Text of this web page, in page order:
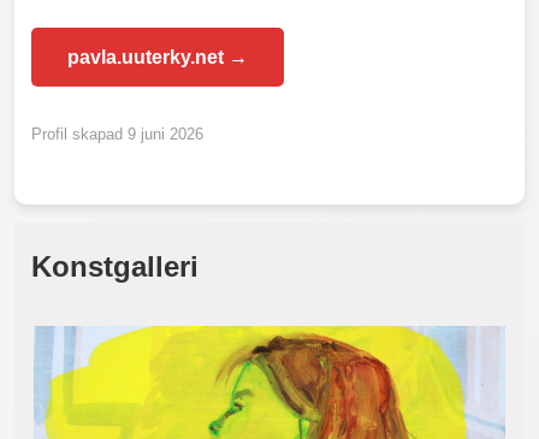
pavla.uuterky.net →
Profil skapad 9 juni 2026
Konstgalleri